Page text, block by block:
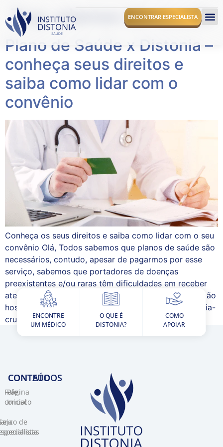
ENCONTRAR ESPECIALISTA
Tag:planos de saude
Plano de Saúde x Distonia –
conheça seus direitos e
saiba como lidar com o
convênio
Conheça os seus direitos e saiba como lidar com o seu
convênio Olá, Todos sabemos que planos de saúde são
necessários, contudo, apesar de pagarmos por esse
serviço, sabemos que portadores de doenças
preexistentes e/ou raras têm dificuldades em receber
atendimento médico, tratamento, usufruir de internação
hospitalar, home care e até mesmo percorrem uma Via-
crucis […]ENCONTRE
UM MÉDICO
O QUE É
DISTONIA?
COMO
APOIAR
CONTEÚDOS
Página
Inicial
de
CONTATO​
Fale
conosco